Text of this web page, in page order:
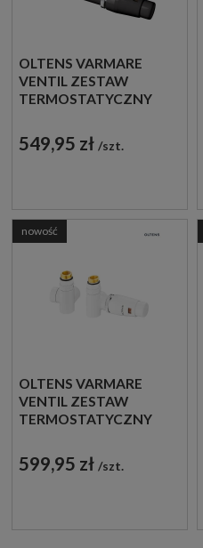
OLTENS VARMARE
VENTIL ZESTAW
TERMOSTATYCZNY
JEDNOOTWOROWY
PRAWY GRAFIT
549,95 zł szt.
OLTENS VARMARE
VENTIL ZESTAW
TERMOSTATYCZNY
TRÓJNIKIEM LEWY
BIAŁY 55913000
599,95 zł szt.
nowość